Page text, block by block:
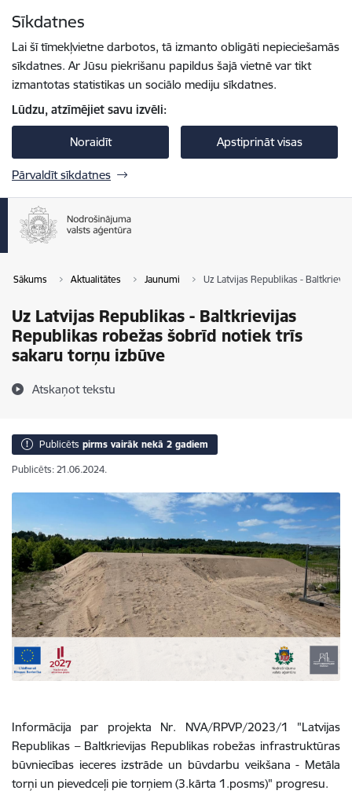
Sīkdatnes
Lai šī tīmekļvietne darbotos, tā izmanto obligāti nepieciešamās
sīkdatnes. Ar Jūsu piekrišanu papildus šajā vietnē var tikt
izmantotas statistikas un sociālo mediju sīkdatnes.
Lūdzu, atzīmējiet savu izvēli:
Noraidīt Apstiprināt visas
Pārvaldīt sīkdatnes
Sākums Aktualitātes Jaunumi Uz Latvijas Republikas -
Uz Latvijas Republikas - Baltkrievijas
Republikas robežas šobrīd notiek trīs
sakaru torņu izbūve
Atskaņot tekstu
Publicēts pirms vairāk nekā 2 gadiem
Publicēts: 21.06.2024.
Informācija par projekta Nr. NVA/RPVP/2023/1 "Latvijas
Republikas – Baltkrievijas Republikas robežas infrastruktūras
būvniecības ieceres izstrāde un būvdarbu veikšana - Metāla
torņi un pievedceļi pie torņiem (3.kārta 1.posms)" progresu.